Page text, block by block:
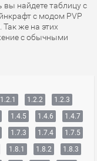
вы найдете таблицу с
с модом PVP
же на этих
с обычными
1.2.1 1.2.2
1.2.3
1.4.5 1.4.6
1.4.7
1.7.3 1.7.4
1.7.5
1.8.1 1.8.2
1.8.3